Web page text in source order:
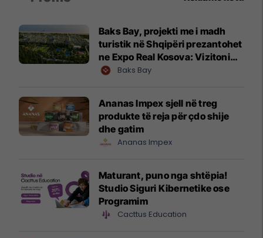
Baks Bay, projekti me i madh
turistik në Shqipëri prezantohet
ne Expo Real Kosova: Vizitoni
shtandin dhe zbuloni
Baks Bay
Ananas Impex sjell në treg
produkte të reja për çdo shije
dhe gatim
Ananas Impex
Maturant, puno nga shtëpia!
Studio Siguri Kibernetike ose
Programim
Cacttus Education